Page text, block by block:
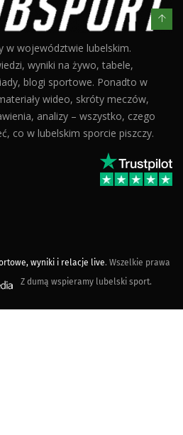
w województwie lubelskim.
wyniki na żywo, tabele,
blogi sportowe. Ponadto w
wideo, skróty meczów,
analizy – wszystko, czego
co w lubelskim sporcie piszczy.
wyniki i relacje live. Wszelkie prawa
Z dumą wspieramy lubelski sport.